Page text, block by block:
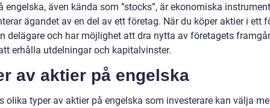
engelska, även kända som ”stocks”, är ekonomiska
ägandet av en del av ett företag. När du köper aktier i ett
delägare och har möjlighet att dra nytta av företagets
erhålla utdelningar och kapitalvinster.
av aktier på engelska
olika typer av aktier på engelska som investerare kan välja